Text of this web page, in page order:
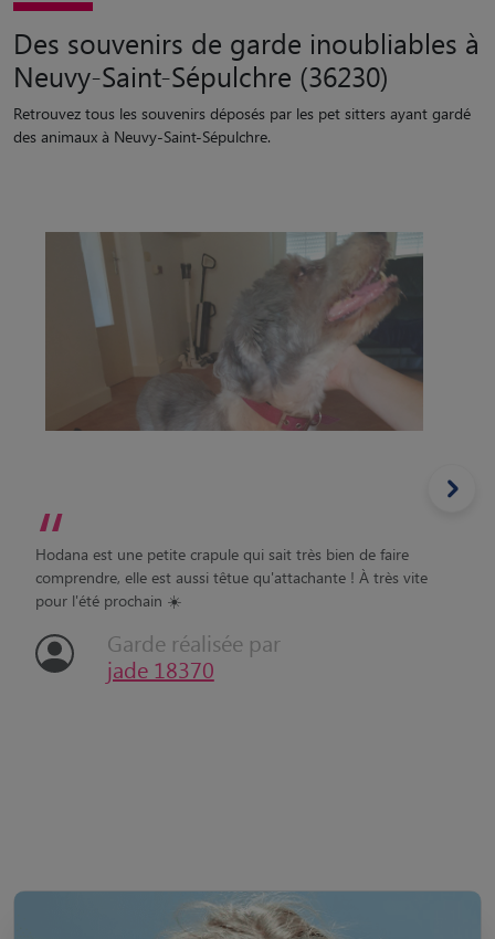
Des souvenirs de garde inoubliables à
Neuvy-Saint-Sépulchre (36230)
Retrouvez tous les souvenirs déposés par les pet sitters ayant gardé
des animaux à Neuvy-Saint-Sépulchre.
“
Hodana est une petite crapule qui sait très bien de faire
comprendre, elle est aussi têtue qu'attachante ! À très vite
pour l'été prochain ☀️
jade 18370